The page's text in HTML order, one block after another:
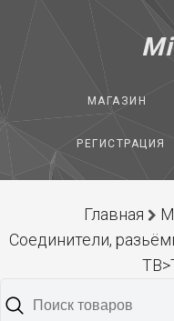
МАГАЗИН
РЕГИСТРАЦИЯ
Главная
Соединители,